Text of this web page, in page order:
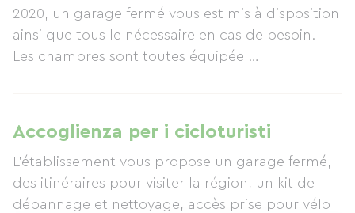
2020, un garage fermé vous est mis à disposition
ainsi que tous le nécessaire en cas de besoin.
Les chambres sont toutes équipée
produits frais et locaux! Ainsi qu'un bar glacier
en saison.
Accoglienza per i cicloturisti
L'établissement vous propose un garage fermé,
des itinéraires pour visiter la région, un kit de
dépannage et nettoyage, accès prise pour vélo